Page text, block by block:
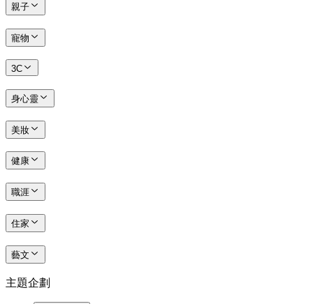
親子
寵物
3C
身心靈
美妝
健康
職涯
住家
藝文
主題企劃